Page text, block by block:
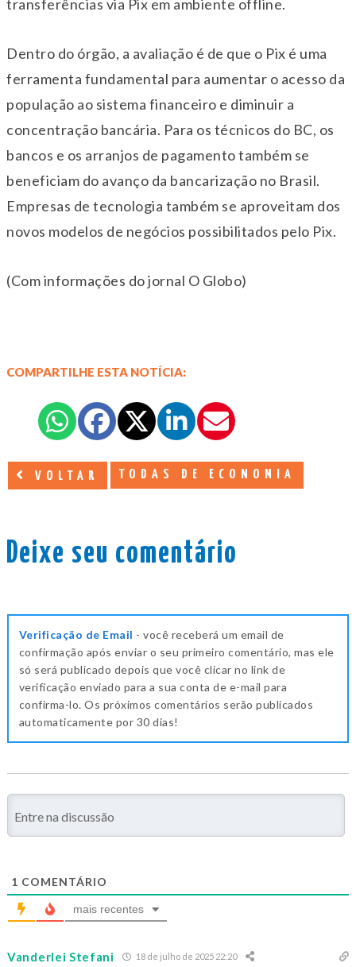
transferências via Pix em ambiente offline.
Dentro do órgão, a avaliação é de que o Pix é uma
ferramenta fundamental para aumentar o acesso da
população ao sistema financeiro e diminuir a
concentração bancária. Para os técnicos do BC, os
bancos e os arranjos de pagamento também se
beneficiam do avanço da bancarização no Brasil.
Empresas de tecnologia também se aproveitam dos
novos modelos de negócios possibilitados pelo Pix.
(Com informações do jornal O Globo)
COMPARTILHE ESTA NOTÍCIA:
VOLTAR TODAS DE ECONOMIA
Deixe seu comentário
Verificação de Email - você receberá um email de
confirmação após enviar o seu primeiro comentário, mas ele
só será publicado depois que você clicar no link de
verificação enviado para a sua conta de e-mail para
confirma-lo. Os próximos comentários serão publicados
automaticamente por 30 dias!
1 COMENTÁRIO
mais recentes
Vanderlei Stefani 18 de julho de 2025 22:20